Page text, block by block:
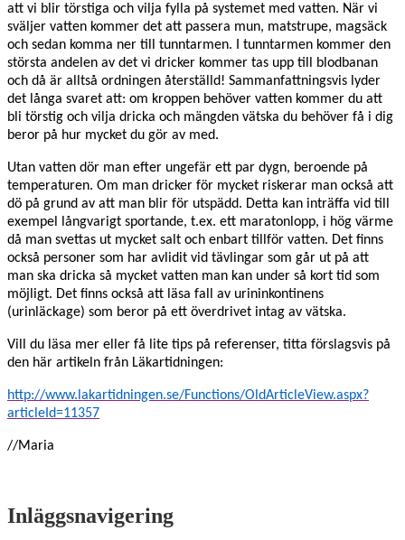
att vi blir törstiga och vilja fylla på systemet med vatten. När vi
sväljer vatten kommer det att passera mun, matstrupe, magsäck
och sedan komma ner till tunntarmen. I tunntarmen kommer den
största andelen av det vi dricker kommer tas upp till blodbanan
och då är alltså ordningen återställd! Sammanfattningsvis lyder
det långa svaret att: om kroppen behöver vatten kommer du att
bli törstig och vilja dricka och mängden vätska du behöver få i dig
beror på hur mycket du gör av med.
Utan vatten dör man efter ungefär ett par dygn, beroende på
temperaturen. Om man dricker för mycket riskerar man också att
dö på grund av att man blir för utspädd. Detta kan inträffa vid till
exempel långvarigt sportande, t.ex. ett maratonlopp, i hög värme
då man svettas ut mycket salt och enbart tillför vatten. Det finns
också personer som har avlidit vid tävlingar som går ut på att
man ska dricka så mycket vatten man kan under så kort tid som
möjligt. Det finns också att läsa fall av urininkontinens
(urinläckage) som beror på ett överdrivet intag av vätska.
Vill du läsa mer eller få lite tips på referenser, titta förslagsvis på
den här artikeln från Läkartidningen:
http://www.lakartidningen.se/Functions/OldArticleView.aspx?
articleId=11357
//Maria
Inläggsnavigering